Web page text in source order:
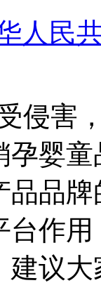
华人民
侵害
孕婴
品
台作
建议